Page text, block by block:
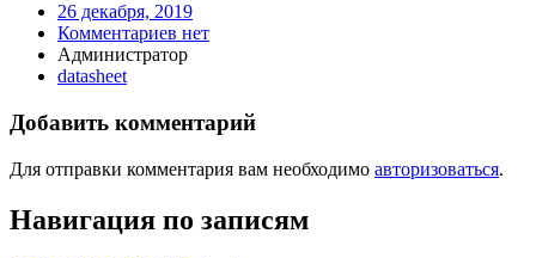
26 декабря, 2019
Комментариев нет
Администратор
datasheet
Добавить комментарий
Для отправки комментария вам необходимо авторизоваться.
Навигация по записям